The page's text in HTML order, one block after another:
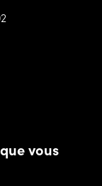
vous